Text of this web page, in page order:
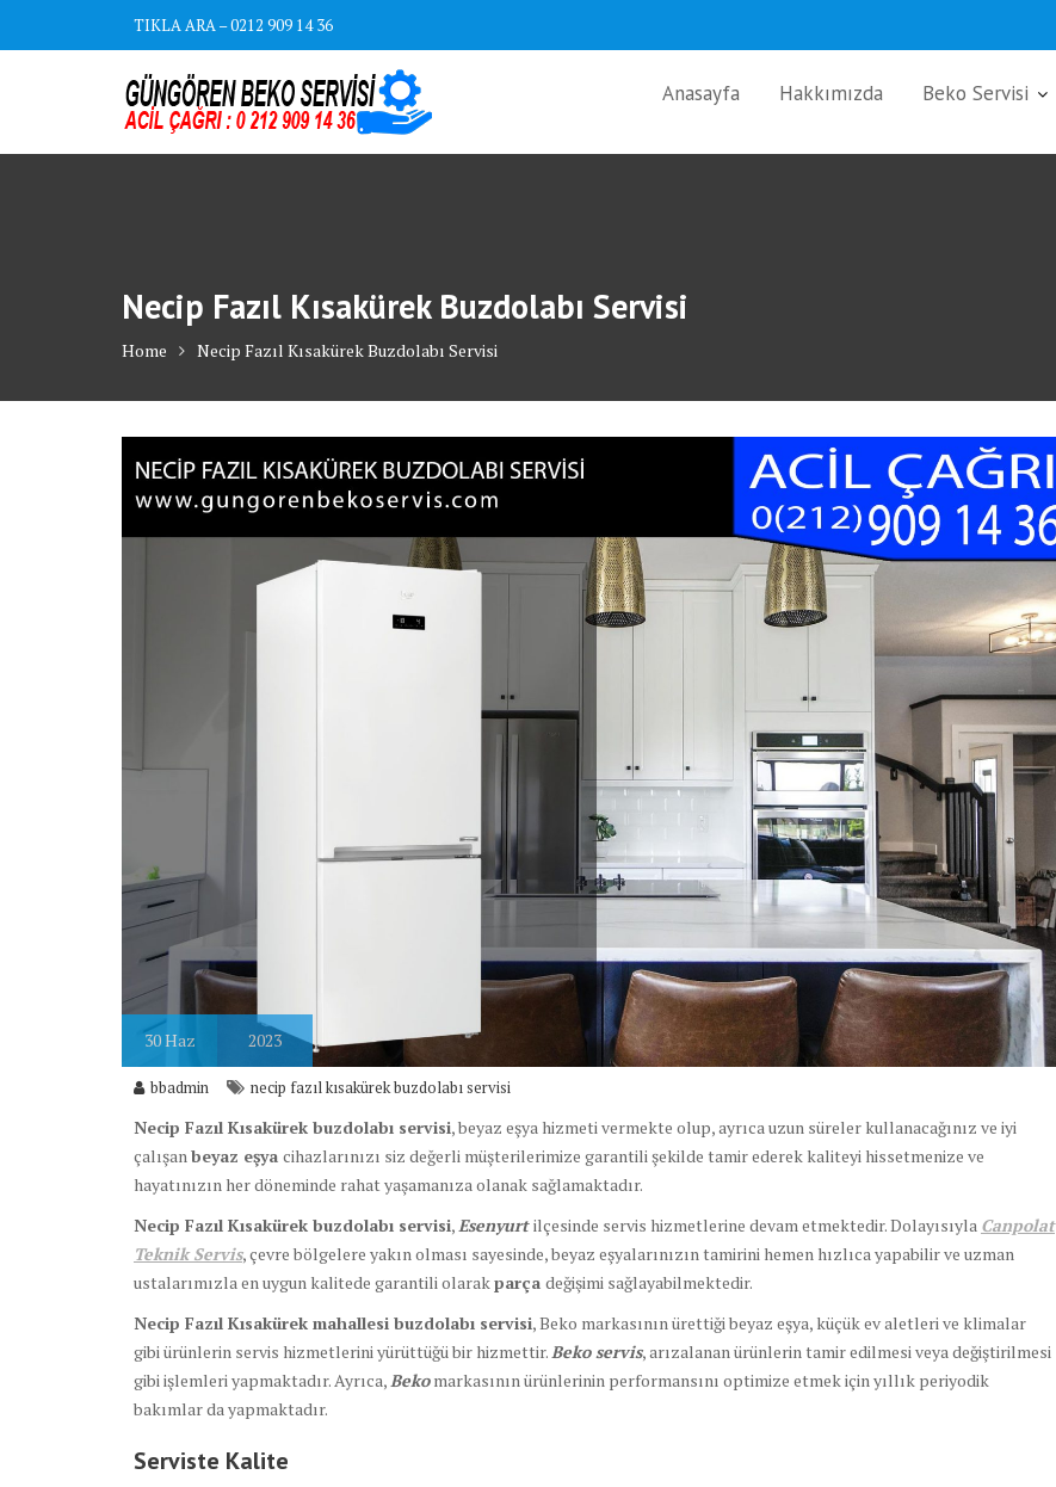
TIKLA ARA – 0212 909 14 36
Anasayfa Hakkımızda Beko Servisi
Necip Fazıl Kısakürek Buzdolabı Servisi
Home Necip Fazıl Kısakürek Buzdolabı Servisi
30Haz 2023
bbadmin necip fazıl kısakürek buzdolabı servisi
Necip Fazıl Kısakürek buzdolabı servisi, beyaz eşya hizmeti vermekte olup, ayrıca uzun süreler kullanacağınız ve iyi
çalışanbeyaz eşya cihazlarınızı siz değerli müşterilerimize garantili şekilde tamir ederek kaliteyi hissetmenize ve
hayatınızın her döneminde rahat yaşamanıza olanak sağlamaktadır.
Necip Fazıl Kısakürek buzdolabı servisi,Esenyurtilçesinde servis hizmetlerine devam etmektedir. Dolayısıyla Canpolat
Teknik Servis, çevre bölgelere yakın olması sayesinde, beyaz eşyalarınızın tamirini hemen hızlıca yapabilir ve uzman
ustalarımızla en uygun kalitede garantili olarakparça değişimi sağlayabilmektedir.
Necip Fazıl Kısakürek mahallesi buzdolabı servisi, Beko markasının ürettiği beyaz eşya, küçük ev aletleri ve klimalar
gibi ürünlerin servis hizmetlerini yürüttüğü bir hizmettir.Beko servis, arızalanan ürünlerin tamir edilmesi veya değiştirilmesi
gibi işlemleri yapmaktadır. Ayrıca,Beko markasının ürünlerinin performansını optimize etmek için yıllık periyodik
bakımlar da yapmaktadır.
Serviste Kalite